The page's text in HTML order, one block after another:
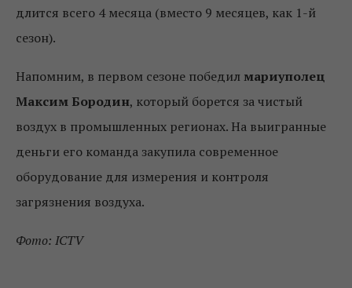
длится всего 4 месяца (вместо 9 месяцев, как 1-й
сезон).
Напомним, в первом сезоне победил мариуполец
Максим Бородин, который борется за чистый
воздух в промышленных регионах. На выигранные
деньги его команда закупила современное
оборудование для измерения и контроля
загрязнения воздуха.
Фото: ICTV